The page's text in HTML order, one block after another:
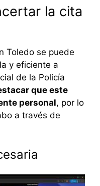
la cita
Toledo se puede
y eficiente a
de la Policía
que este
personal, por lo
a través de